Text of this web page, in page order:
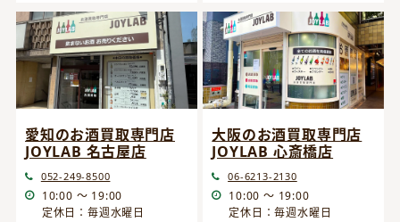
愛知のお酒買取専門店
JOYLAB 名古屋店
052-249-8500
10:00 ～ 19:00
定休日：毎週水曜日
大阪のお酒買取専門店
JOYLAB 心斎橋店
06-6213-2130
10:00 ～ 19:00
定休日：毎週水曜日